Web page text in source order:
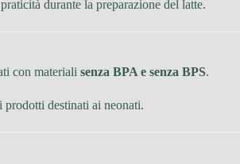
durante la preparazione del latte.
con materiali senza BPA e senza BPS.
prodotti destinati ai neonati.